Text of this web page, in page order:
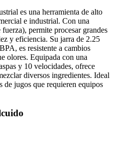
es una herramienta de alto
e industrial. Con una
permite procesar grandes
y eficiencia. Su jarra de 2.25
es resistente a cambios
olores. Equipada con una
y 10 velocidades, ofrece
diversos ingredientes. Ideal
de jugos que requieren equipos